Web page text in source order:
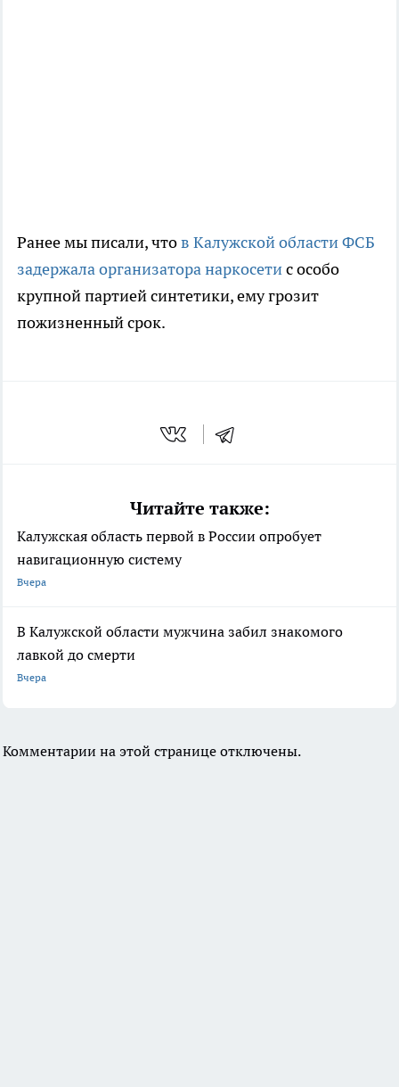
Ранее мы писали, чтов Калужской области ФСБ
задержала организатора наркосетис особо
крупной партией синтетики, ему грозит
пожизненный срок.
Читайте также:
Калужская область первой в России опробует
навигационную систему
Вчера
В Калужской области мужчина забил знакомого
лавкой до смерти
Вчера
Комментарии на этой странице отключены.